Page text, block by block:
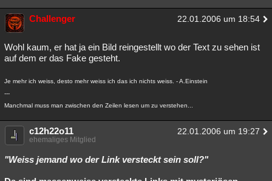
Challenger 22.01.2006 um 18:54
Wohl kaum, er hat ja ein Bild reingestellt wo der Text zu sehen ist
auf dem er das Fake gesteht.
Je mehr ich weiss, desto mehr weiss ich das ich nichts weiss. - A.Einstein
---
Manchmal muss man zwischen den Zeilen lesen um zu verstehen...
c12h22o11 22.01.2006 um 19:27
ehemaliges Mitglied
"Weiss jemand wo der Link versteckt sein soll?"